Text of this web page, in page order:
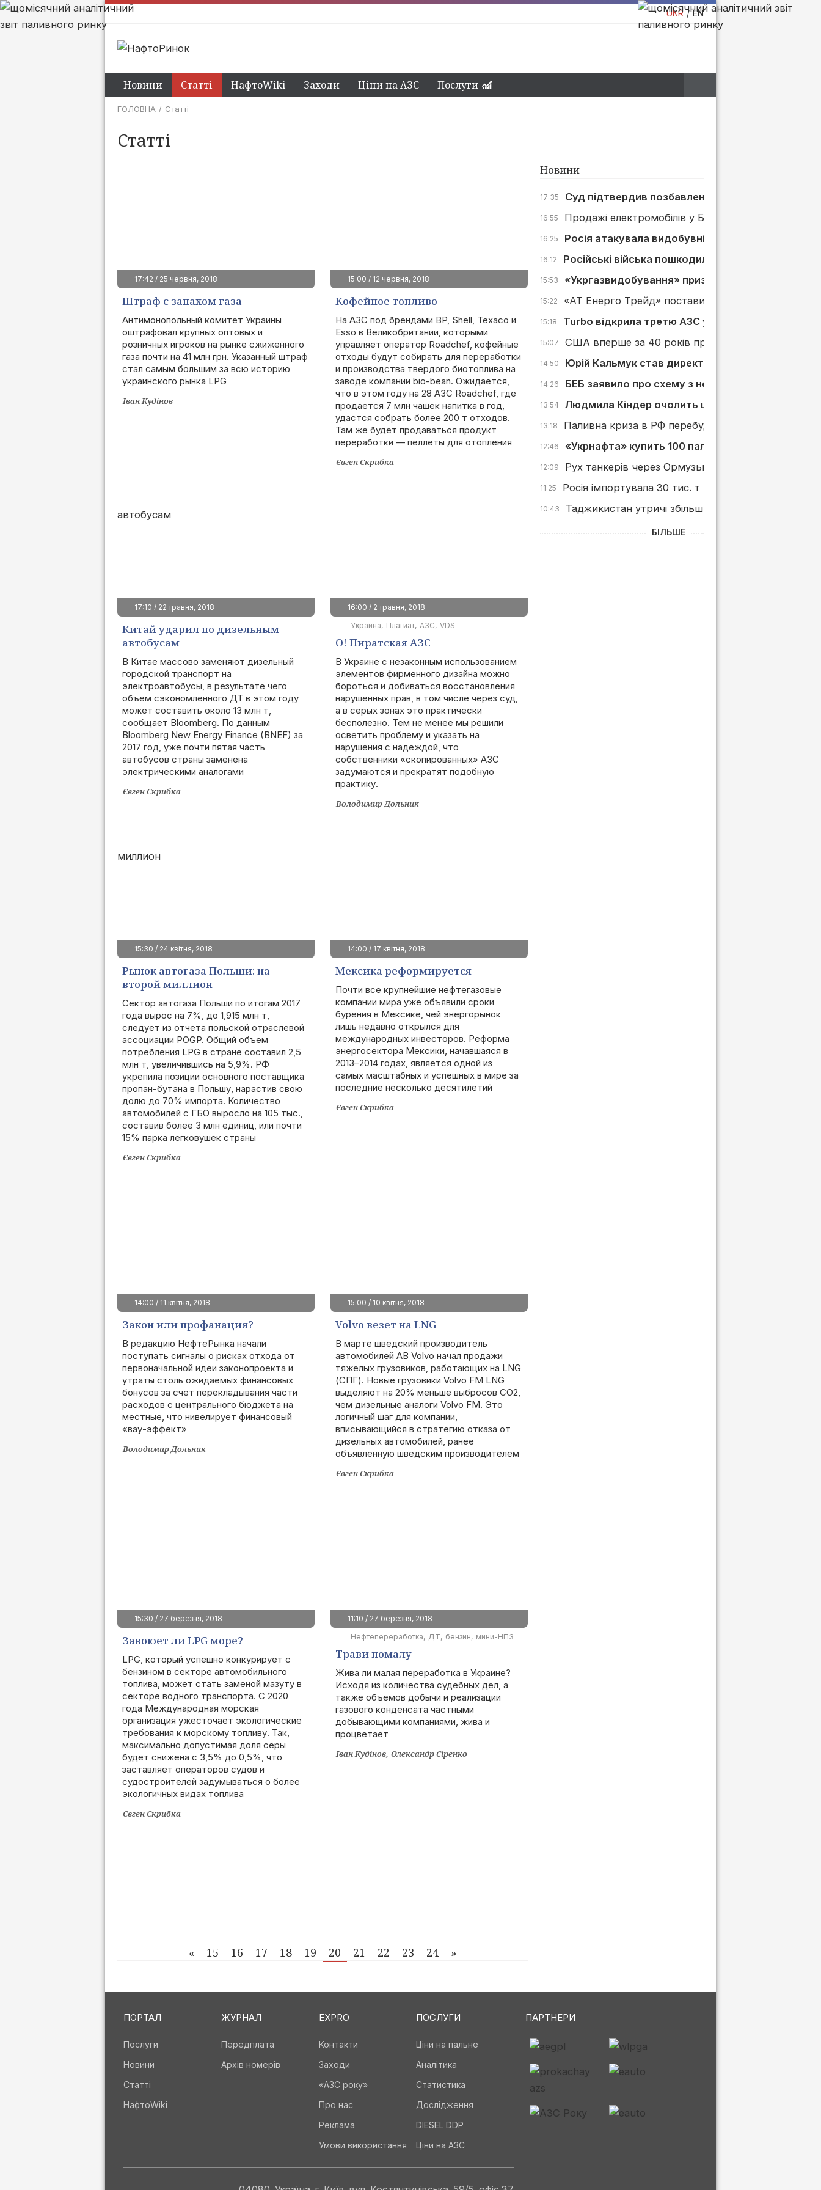
UKR EN
Новини Статті НафтоWiki Заходи Ціни на АЗС Послуги
ГОЛОВНА Статті
Статті
17:42 / 25 червня, 2018
Штраф с запахом газа
Антимонопольный комитет Украины
оштрафовал крупных оптовых и
розничных игроков на рынке сжиженного
газа почти на 41 млн грн. Указанный штраф
стал самым большим за всю историю
украинского рынка LPG
Іван Кудінов
15:00 / 12 червня, 2018
Кофейное топливо
На АЗС под брендами BP, Shell, Texaco и
Esso в Великобритании, которыми
управляет оператор Roadchef, кофейные
отходы будут собирать для переработки
и производства твердого биотоплива на
заводе компании bio-bean. Ожидается,
что в этом году на 28 АЗС Roadchef, где
продается 7 млн чашек напитка в год,
удастся собрать более 200 т отходов.
Там же будет продаваться продукт
переработки — пеллеты для отопления
Євген Скрибка
17:10 / 22 травня, 2018
Китай ударил по дизельным
автобусам
В Китае массово заменяют дизельный
городской транспорт на
электроавтобусы, в результате чего
объем сэкономленного ДТ в этом году
может составить около 13 млн т,
сообщает Bloomberg. По данным
Bloomberg New Energy Finance (BNEF) за
2017 год, уже почти пятая часть
автобусов страны заменена
электрическими аналогами
Євген Скрибка
16:00 / 2 травня, 2018
Украина
Плагиат АЗС VDS
О! Пиратская АЗС
В Украине с незаконным использованием
элементов фирменного дизайна можно
бороться и добиваться восстановления
нарушенных прав, в том числе через суд,
а в серых зонах это практически
бесполезно. Тем не менее мы решили
осветить проблему и указать на
нарушения с надеждой, что
собственники «скопированных» АЗС
задумаются и прекратят подобную
практику.
Володимир Дольник
15:30 / 24 квітня, 2018
Рынок автогаза Польши: на
второй миллион
Сектор автогаза Польши по итогам 2017
года вырос на 7%, до 1,915 млн т,
следует из отчета польской отраслевой
ассоциации POGP. Общий объем
потребления LPG в стране составил 2,5
млн т, увеличившись на 5,9%. РФ
укрепила позиции основного поставщика
пропан-бутана в Польшу, нарастив свою
долю до 70% импорта. Количество
автомобилей с ГБО выросло на 105 тыс.,
составив более 3 млн единиц, или почти
15% парка легковушек страны
Євген Скрибка
14:00 / 17 квітня, 2018
Мексика реформируется
Почти все крупнейшие нефтегазовые
компании мира уже объявили сроки
бурения в Мексике, чей энергорынок
лишь недавно открылся для
международных инвесторов. Реформа
энергосектора Мексики, начавшаяся в
2013–2014 годах, является одной из
самых масштабных и успешных в мире за
последние несколько десятилетий
Євген Скрибка
14:00 / 11 квітня, 2018
Закон или профанация?
В редакцию НефтеРынка начали
поступать сигналы о рисках отхода от
первоначальной идеи законопроекта и
утраты столь ожидаемых финансовых
бонусов за счет перекладывания части
расходов с центрального бюджета на
местные, что нивелирует финансовый
«вау-эффект»
Володимир Дольник
15:00 / 10 квітня, 2018
Volvo везет на LNG
В марте шведский производитель
автомобилей AB Volvo начал продажи
тяжелых грузовиков, работающих на LNG
(СПГ). Новые грузовики Volvo FM LNG
выделяют на 20% меньше выбросов CO2,
чем дизельные аналоги Volvo FM. Это
логичный шаг для компании,
вписывающийся в стратегию отказа от
дизельных автомобилей, ранее
объявленную шведским производителем
Євген Скрибка
15:30 / 27 березня, 2018
Завоюет ли LPG море?
LPG, который успешно конкурирует с
бензином в секторе автомобильного
топлива, может стать заменой мазуту в
секторе водного транспорта. С 2020
года Международная морская
организация ужесточает экологические
требования к морскому топливу. Так,
максимально допустимая доля серы
будет снижена с 3,5% до 0,5%, что
заставляет операторов судов и
судостроителей задумываться о более
экологичных видах топлива
Євген Скрибка
11:10 / 27 березня, 2018
Нефтепереработка
ДТ бензин мини-НПЗ
Трави помалу
Жива ли малая переработка в Украине?
Исходя из количества судебных дел, а
также объемов добычи и реализации
газового конденсата частными
добывающими компаниями, жива и
процветает
Іван Кудінов Олександр Сіренко
« 15 16 17 18 19 20 21 22 23 24 »
Новини
17:35 Суд підтвердив позбавлення «Р.О.С.-
16:55 Продажі електромобілів у Британії зросли на
16:25 Росія атакувала видобувні активи і 4 АЗС
16:12 Російські війська пошкодили АЗС у Слов’янську
15:53 «Укргазвидобування» призначило нових
15:22 «АТ Енерго Трейд» поставить «Київпастрансу»
15:18 Turbo відкрила третю АЗС у Львівській області
15:07 США вперше за 40 років припинили імпорт нафти
14:50 Юрій Кальмук став директором із сервісів
14:26 БЕБ заявило про схему з неіснуючими
13:54 Людмила Кіндер очолить ще одну дочірню
13:18 Паливна криза в РФ перебудовує ринок АЗС: що
12:46 «Укрнафта» купить 100 паливовозів
12:09 Рух танкерів через Ормузьку протоку різко
11:25 Росія імпортувала 30 тис. т нафтопродуктів з
10:43 Таджикистан утричі збільшив імпорт пального з
БІЛЬШЕ
ПОРТАЛ
Послуги
Новини
Статті
НафтоWiki
ЖУРНАЛ
Передплата
Архів номерів
EXPRO
Контакти
Заходи
«АЗС року»
Про нас
Реклама
Умови використання
ПОСЛУГИ
Ціни на пальне
Аналітика
Статистика
Дослідження
DIESEL DDP
Ціни на АЗС
ПАРТНЕРИ